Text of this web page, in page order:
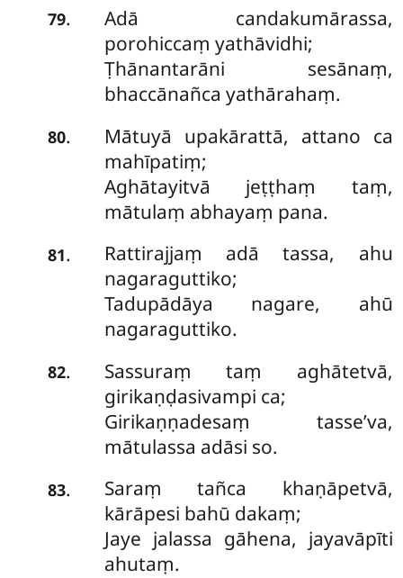
79.
Adā candakumārassa,
porohiccaṃ yathāvidhi;
Ṭhānantarāni sesānaṃ,
bhaccānañca yathārahaṃ.
80.
Mātuyā upakārattā, attano ca
mahīpatiṃ;
Aghātayitvā jeṭṭhaṃ taṃ,
mātulaṃ abhayaṃ pana.
81.
Rattirajjaṃ adā tassa, ahu
nagaraguttiko;
Tadupādāya nagare, ahū
nagaraguttiko.
82. Sassuraṃtaṃ aghātetvā,
girikaṇḍasivampi ca;
Girikaṇṇadesaṃ tasse’va,
mātulassa adāsi so.
83.
Saraṃ tañca khaṇāpetvā,
kārāpesi bahū dakaṃ;
Jaye jalassa gāhena, jayavāpīti
ahutaṃ.